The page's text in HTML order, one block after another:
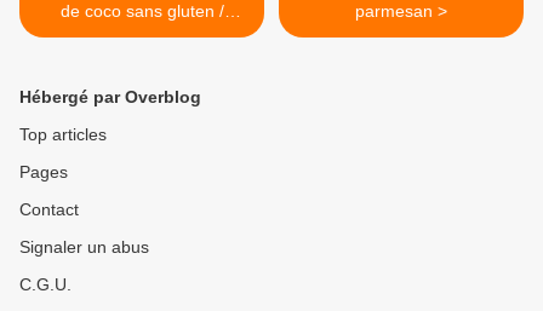
de coco sans gluten /
recette espagnole
parmesan >
Hébergé par Overblog
Top articles
Pages
Contact
Signaler un abus
C.G.U.